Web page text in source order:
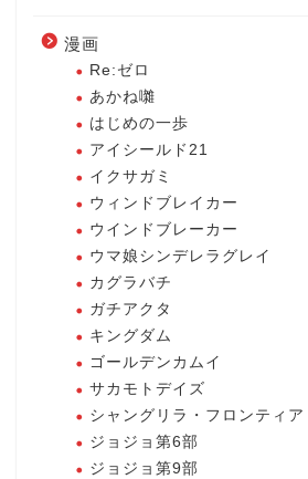
漫画
Re:ゼロ
あかね囃
はじめの一歩
アイシールド21
イクサガミ
ウィンドブレイカー
ウインドブレーカー
ウマ娘シンデレラグレイ
カグラバチ
ガチアクタ
キングダム
ゴールデンカムイ
サカモトデイズ
シャングリラ・フロンティア
ジョジョ第6部
ジョジョ第9部